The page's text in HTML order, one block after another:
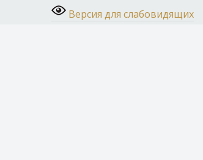
Версия для слабовидящих